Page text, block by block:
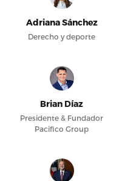
Adriana Sánchez
Derecho y deporte
Brian Díaz
Presidente & Fundador
Pacifico Group